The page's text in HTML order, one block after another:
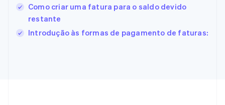
Como criar uma fatura para o saldo devido
restante
Introdução às formas de pagamento de faturas:
França
FrançaisEnglish
English